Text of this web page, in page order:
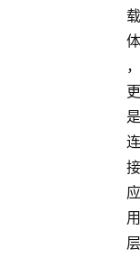
载
体
，
更
是
连
接
应
用
层